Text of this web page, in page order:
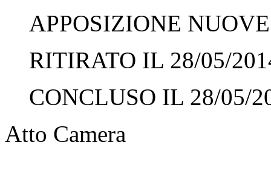
APPOSIZIONE
RITIRATO IL 28/05/
CONCLUSO IL 28/05/
Atto Camera